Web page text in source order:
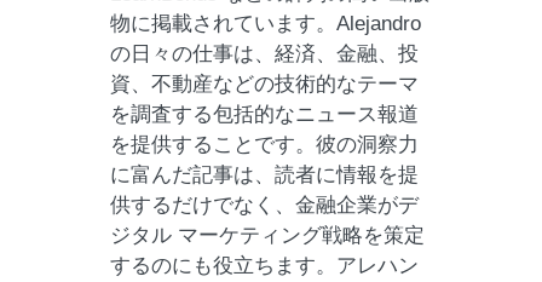
物に掲載されています。Alejandro
の日々の仕事は、経済、金融、投
資、不動産などの技術的なテーマ
を調査する包括的なニュース報道
を提供することです。彼の洞察力
に富んだ記事は、読者に情報を提
供するだけでなく、金融企業がデ
ジタル マーケティング戦略を策定
するのにも役立ちます。アレハン